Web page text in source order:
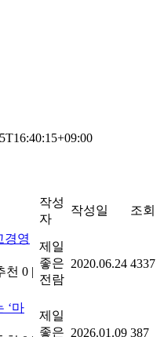
작성
자
작성일 조회
경영
천 0 |
제일
좋은
전람
2020.06.24 4337
‘마
제일
좋은 2026.01.09 387